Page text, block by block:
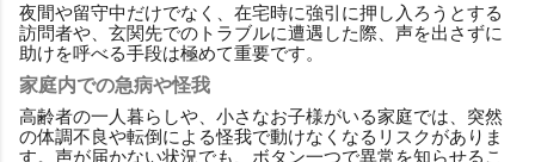
夜間や留守中だけでなく、在宅時に強引に押し入ろうとする
訪問者や、玄関先でのトラブルに遭遇した際、声を出さずに
助けを呼べる手段は極めて重要です。
家庭内での急病や怪我
高齢者の一人暮らしや、小さなお子様がいる家庭では、突然
の体調不良や転倒による怪我で動けなくなるリスクがありま
す。声が届かない状況でも、ボタン一つで異常を知らせるこ